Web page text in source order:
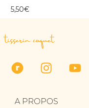
5,50€
tisserin coquet
A PROPOS